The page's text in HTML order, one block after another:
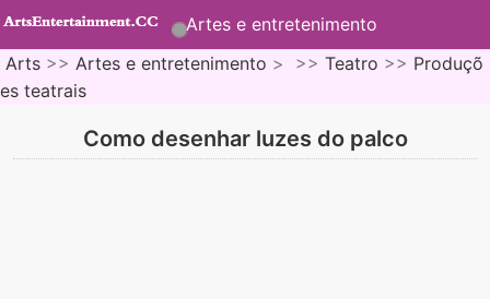
Artes e entretenimento
Arts >> Artes e entretenimento > >> Teatro >> Produçõ
es teatrais
Como desenhar luzes do palco